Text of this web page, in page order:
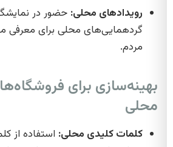
رویدادهای محلی: حضور در
گردهمایی‌های محلی برای معرفی
مردم.
محلی
کلمات کلیدی محلی: استفاده از